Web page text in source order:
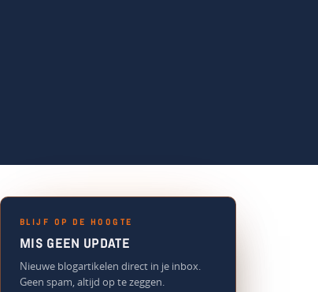
BLIJF OP DE HOOGTE
MIS GEEN UPDATE
Nieuwe blogartikelen direct in je inbox.
Geen spam, altijd op te zeggen.